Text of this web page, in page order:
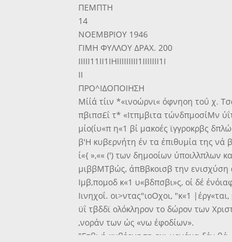
ΠΕΜΠΤΗ
14
ΝΟΕΜΒΡΙΟΥ 1946
ΓΙΜΗ ΦΥΛΛΟΥ ΔΡΑΧ. 200
ΙΙΙΙΙ11ΙΙ1ΙΗΙΙΙΙΙΙΙΙΙ1ΙΙΙΙΙΙΙ1Ι
II
ΠΡΟ^ΙΔΟΠΟΙΗΣΗ
Μίίά τίιν *«ινοώρνι« όφνηοη τοΰ χ.
πβιπσ£ΐ τ* «Ιτπμβιτα τώνδπμοσίΜν
μίο(ίυ«π η«1 βί μακοές ϊγγροκρβς
β'Η κυβερνήτη έν τα έπιθυμία της νά
ί«{ »,«« (') των δημοοίων ύποιλλπλων
μιββΜΤβώς, άπΒβκοισβ την ενισχύση
Ιμβ,πομοδ κ«1 υ«βδπσβι»ς, οί δέ
Ιινηχοΐ. οι>ντας"ιοΟχοι, "κ«1
ϋΐ τβδδϊ ολόκληρον το δώρον των
,νοράν των ώς «νω έφοδίων».
"Ετβι ή κυβέρνηση οχι μονάχα δέν βά